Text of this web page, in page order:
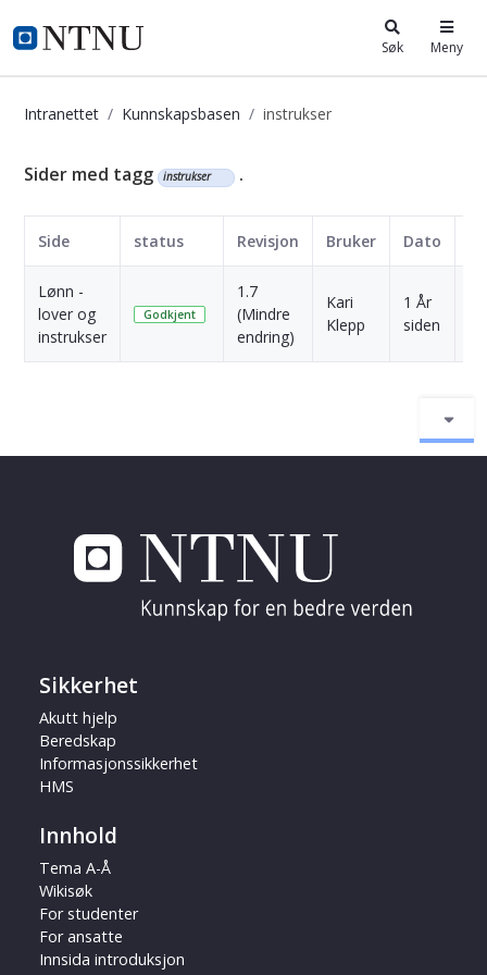
i.ntnu.no Søk Meny
Intranettet Kunnskapsbasen instrukser
Kunnskapsbasen
Sider med tagg instrukser .
Side status Revisjon Bruker Dato
Lønn -
lover og
instrukser
Godkjent
1.7
(Mindre
endring)
Kari
Klepp
1 År
siden
Sikkerhet
Akutt hjelp
Beredskap
Informasjonssikkerhet
HMS
Innhold
Tema A-Å
Wikisøk
For studenter
For ansatte
Innsida introduksjon